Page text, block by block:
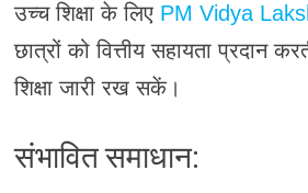
उच्च शिक्षा के लिए PM Vidya
छात्रों को वित्तीय सहायता प्रदान
शिक्षा जारी रख सकें।
संभावित समाधान: